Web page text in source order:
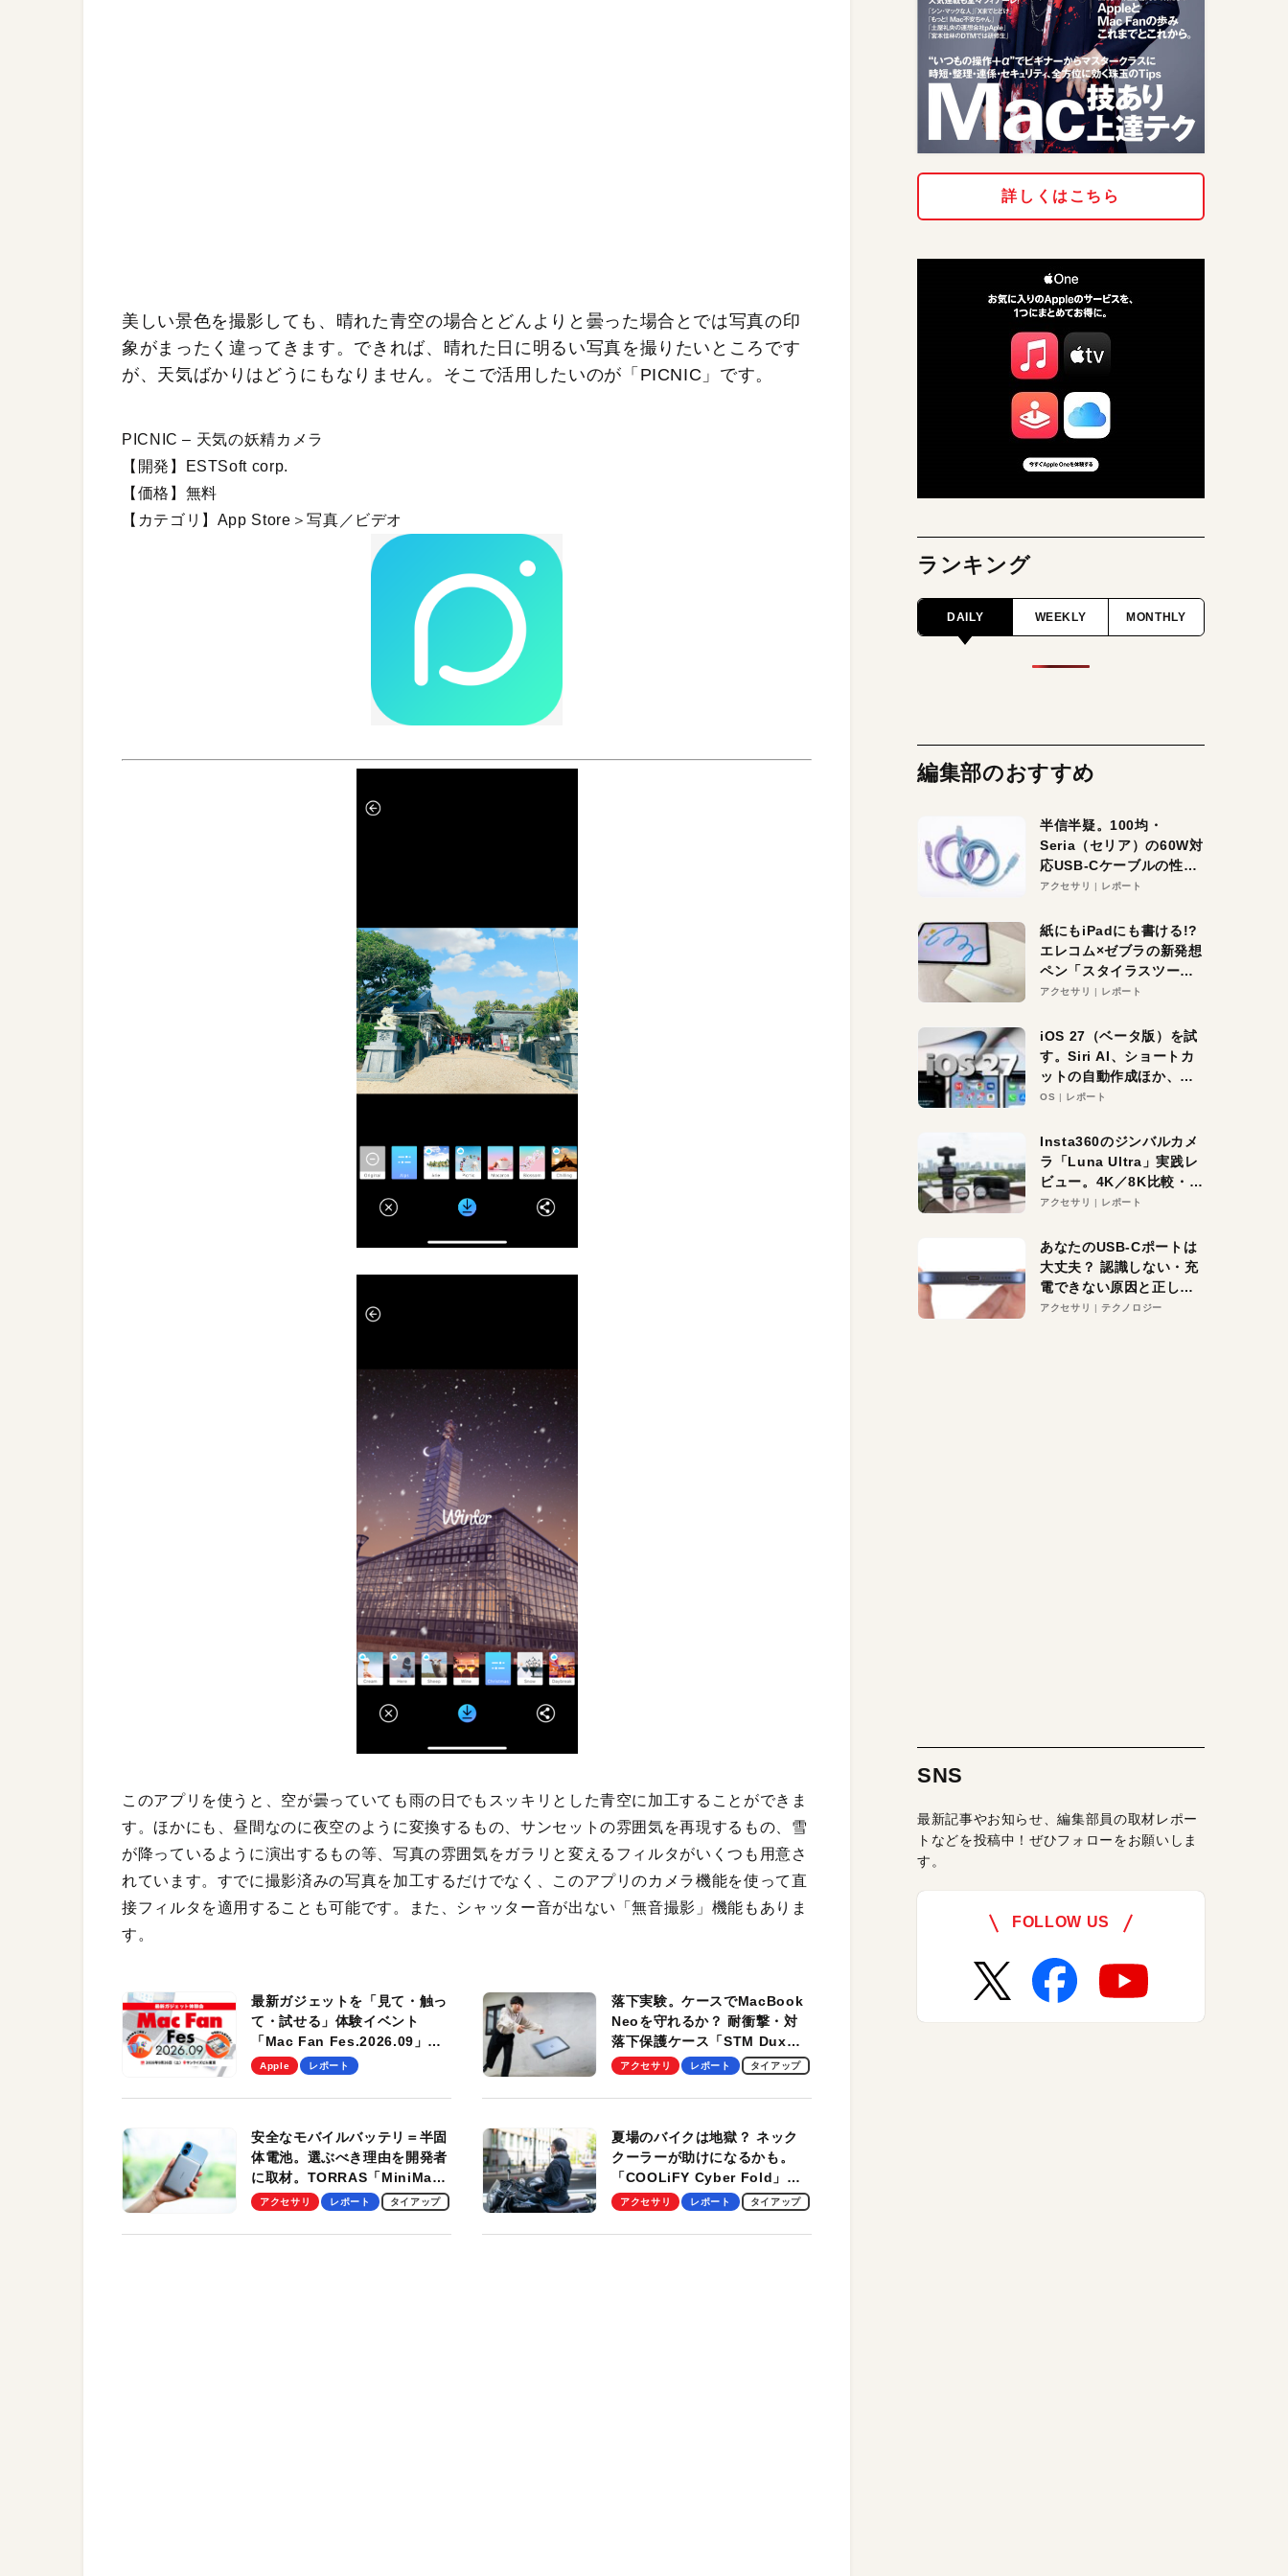
美しい景色を撮影しても、晴れた青空の場合とどんよりと曇った場合とでは写真の印
象がまったく違ってきます。できれば、晴れた日に明るい写真を撮りたいところです
が、天気ばかりはどうにもなりません。そこで活用したいのが「PICNIC」です。
PICNIC – 天気の妖精カメラ
【開発】ESTSoft corp.
【価格】無料
【カテゴリ】App Store＞写真／ビデオ
このアプリを使うと、空が曇っていても雨の日でもスッキリとした青空に加工することができま
す。ほかにも、昼間なのに夜空のように変換するもの、サンセットの雰囲気を再現するもの、雪
が降っているように演出するもの等、写真の雰囲気をガラリと変えるフィルタがいくつも用意さ
れています。すでに撮影済みの写真を加工するだけでなく、このアプリのカメラ機能を使って直
接フィルタを適用することも可能です。また、シャッター音が出ない「無音撮影」機能もありま
す。
最新ガジェットを「見て・触っ
て・試せる」体験イベント
「Mac Fan Fes.2026.09」
を、9月26日（土）に開催しま
Apple レポート
落下実験。ケースでMacBook
Neoを守れるか？ 耐衝撃・対
落下保護ケース「STM Dux
Ultra」を検証。学生、ビジネ
適！
アクセサリ レポート タイアップ
安全なモバイルバッテリ＝半固
体電池。選ぶべき理由を開発者
に取材。TORRAS「MiniMag
Pro」の実機レビューも
アクセサリ レポート タイアップ
夏場のバイクは地獄？ ネック
クーラーが助けになるかも。
「COOLiFY Cyber Fold」レ
ビュー。冷却の速さ、密着する
性がグッド！
アクセサリ レポート タイアップ
詳しくはこちら
ランキング
DAILY WEEKLY MONTHLY
編集部のおすすめ
半信半疑。100均・
Seria（セリア）の60W対
応USB-Cケーブルの性能
を検証。超コスパの1本を
アクセサリ レポート
紙にもiPadにも書ける!?
エレコム×ゼブラの新発想
ペン「スタイラスツーウ
ェイ」レビュー。持ち替
アクセサリ レポート
iOS 27（ベータ版）を試
す。Siri AI、ショートカ
ットの自動作成ほか、期
待大の便利機能5選。
る未来はすぐそこ！
OS レポート
Insta360のジンバルカメ
ラ「Luna Ultra」実践レ
ビュー。4K／8K比較・ズ
ーム・夜間撮影をチェッ
アクセサリ レポート
あなたのUSB-Cポートは
大丈夫？ 認識しない・充
電できない原因と正しい
対策
アクセサリ テクノロジー
SNS
最新記事やお知らせ、編集部員の取材レポー
トなどを投稿中！ぜひフォローをお願いしま
す。
FOLLOW US